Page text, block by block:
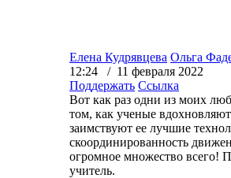
Елена Кудрявцева Ольга
12:24 / 11 февраля 2022
Поддержать Ссылка
Вот как раз одни из моих
том, как ученые
заимствуют ее лучшие
скоординированность
огромное множество всего!
учитель.